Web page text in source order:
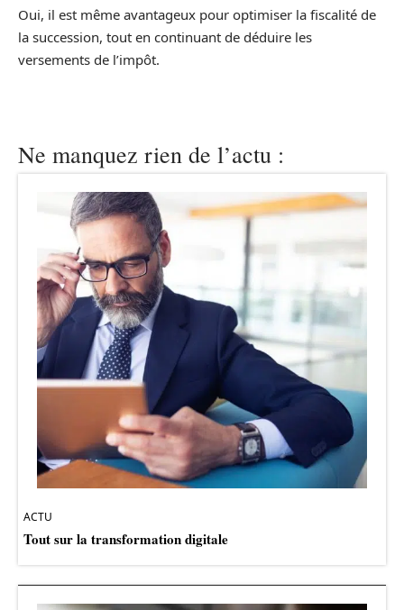
Oui, il est même avantageux pour optimiser la fiscalité de
la succession, tout en continuant de déduire les
versements de l’impôt.
Ne manquez rien de l’actu :
ACTU
Tout sur la transformation digitale